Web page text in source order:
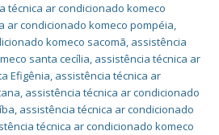
técnica ar condicionado komeco
ar condicionado komeco pompéia,
komeco sacomã, assistência
santa cecília, assistência técnica ar
Efigênia, assistência técnica ar
, assistência técnica ar condicionado
, assistência técnica ar condicionado
técnica ar condicionado komeco